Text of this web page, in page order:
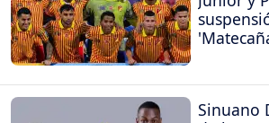
Sinuano